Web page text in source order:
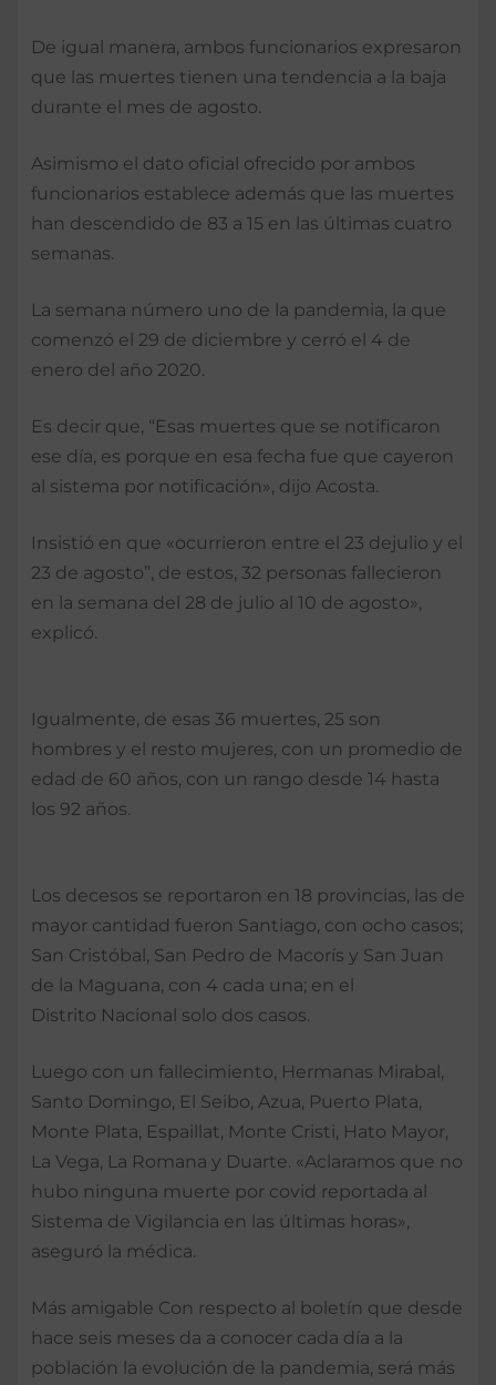
De igual manera, ambos funcionarios expresaron
que las muertes tienen una tendencia a la baja
durante el mes de agosto.
Asimismo el dato oficial ofrecido por ambos
funcionarios establece además que las muertes
han descendido de 83 a 15 en las últimas cuatro
semanas.
La semana número uno de la pandemia, la que
comenzó el 29 de diciembre y cerró el 4 de
enero del año 2020.
Es decir que, “Esas muertes que se notificaron
ese día, es porque en esa fecha fue que cayeron
al sistema por notificación», dijo Acosta.
Insistió en que «ocurrieron entre el 23 dejulio y el
23 de agosto”, de estos, 32 personas fallecieron
en la semana del 28 de julio al 10 de agosto»,
explicó.
Igualmente, de esas 36 muertes, 25 son
hombres y el resto mujeres, con un promedio de
edad de 60 años, con un rango desde 14 hasta
los 92 años.
Los decesos se reportaron en 18 provincias, las de
mayor cantidad fueron Santiago, con ocho casos;
San Cristóbal, San Pedro de Macorís y San Juan
de la Maguana, con 4 cada una; en el
Distrito Nacional solo dos casos.
Luego con un fallecimiento, Hermanas Mirabal,
Santo Domingo, El Seibo, Azua, Puerto Plata,
Monte Plata, Espaillat, Monte Cristi, Hato Mayor,
La Vega, La Romana y Duarte. «Aclaramos que no
hubo ninguna muerte por covid reportada al
Sistema de Vigilancia en las últimas horas»,
aseguró la médica.
Más amigable Con respecto al boletín que desde
hace seis meses da a conocer cada día a la
población la evolución de la pandemia, será más